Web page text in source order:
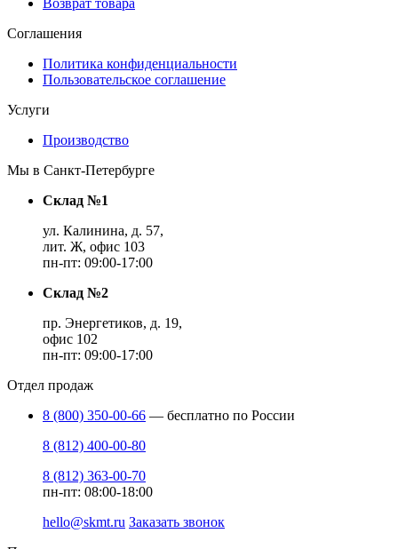
Возврат товара
Соглашения
Политика конфиденциальности
Пользовательское соглашение
Услуги
Производство
Мы в Санкт-Петербурге
Склад №1
ул. Калинина, д. 57,
лит. Ж, офис 103
пн-пт: 09:00-17:00
Склад №2
пр. Энергетиков, д. 19,
офис 102
пн-пт: 09:00-17:00
Отдел продаж
8 (800) 350-00-66 — бесплатно по России
8 (812) 400-00-80
8 (812) 363-00-70
пн-пт: 08:00-18:00
hello@skmt.ru Заказать звонок